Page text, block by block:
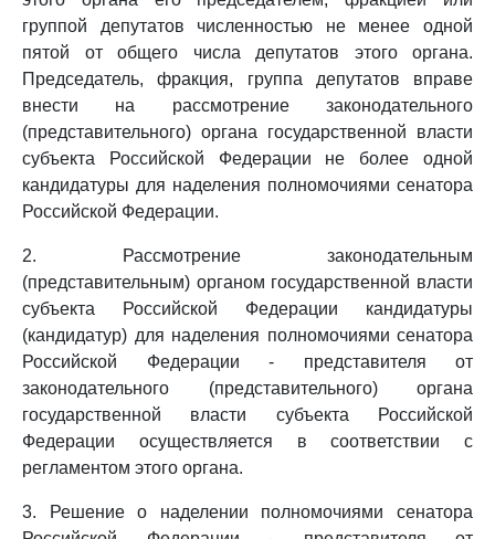
группой депутатов численностью не менее одной
пятой от общего числа депутатов этого органа.
Председатель, фракция, группа депутатов вправе
внести на рассмотрение законодательного
(представительного) органа государственной власти
субъекта Российской Федерации не более одной
кандидатуры для наделения полномочиями сенатора
Российской Федерации.
2. Рассмотрение законодательным
(представительным) органом государственной власти
субъекта Российской Федерации кандидатуры
(кандидатур) для наделения полномочиями сенатора
Российской Федерации - представителя от
законодательного (представительного) органа
государственной власти субъекта Российской
Федерации осуществляется в соответствии с
регламентом этого органа.
3. Решение о наделении полномочиями сенатора